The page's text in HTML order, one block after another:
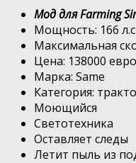
Мод для Farming
Мощность: 166 л.с
Максимальная
Цена: 138000 евро
Марка: Same
Категория:
Моющийся
Светотехника
Оставляет следы
Летит пыль из